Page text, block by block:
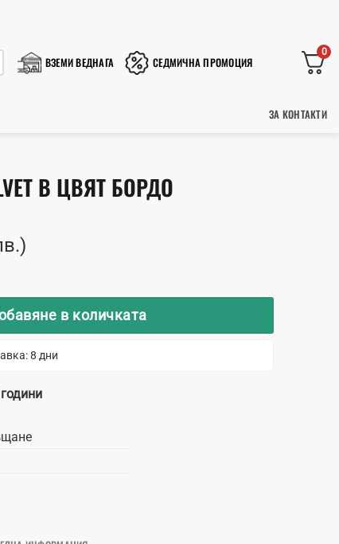
ВЗЕМИ ВЕДНАГА СЕДМИЧНА ПРОМОЦИЯ
0
ЗА КОНТАКТИ
В ЦВЯТ БОРДО
в количката
8 дни